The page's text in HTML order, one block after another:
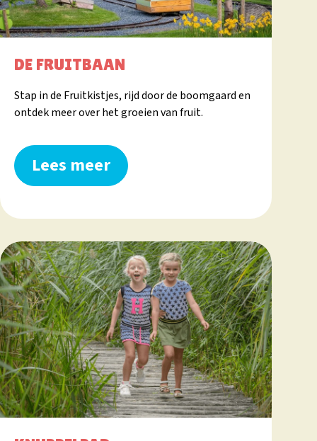
DE FRUITBAAN
Stap in de Fruitkistjes, rijd door de boomgaard en
ontdek meer over het groeien van fruit.
Lees meer